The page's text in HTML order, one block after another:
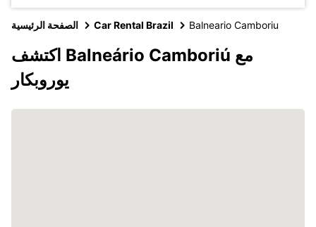
الصفحة الرئيسية Car Rental Brazil Balneario Camboriu
اكتشف Balneário Camboriú مع
يوروبكار